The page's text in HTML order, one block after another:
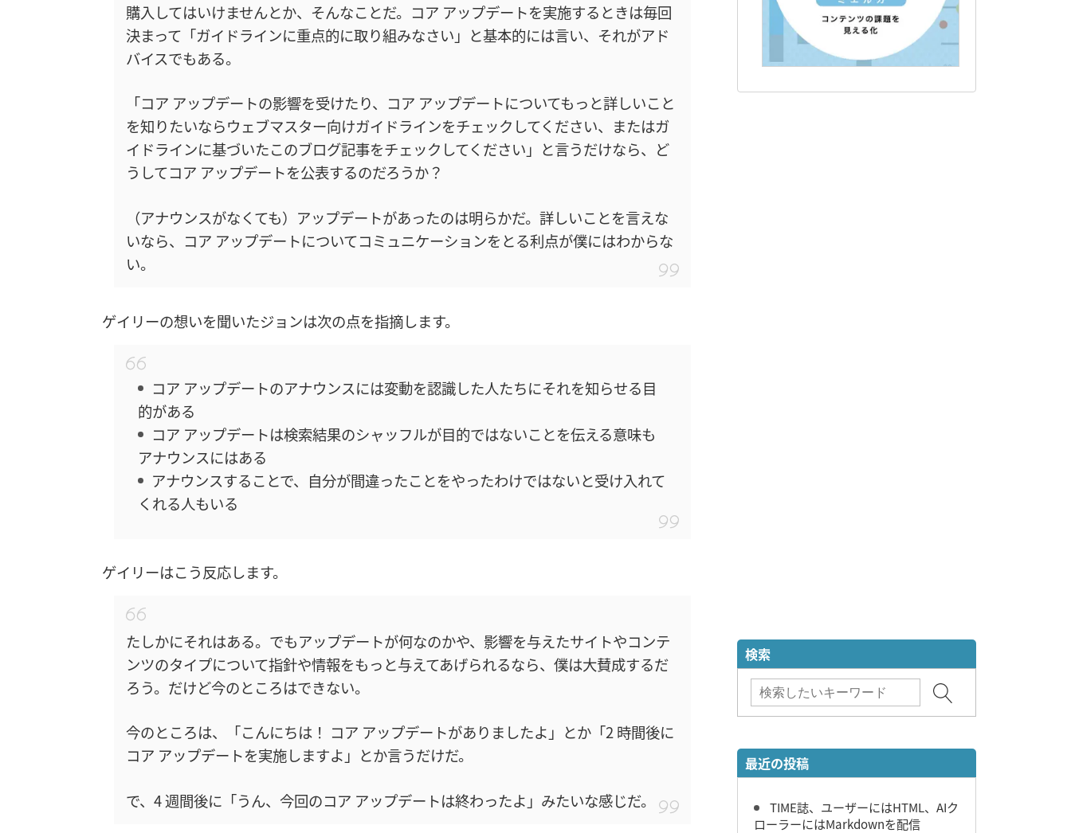
購入してはいけませんとか、そんなことだ。コア アップデートを実施するときは毎回
決まって「ガイドラインに重点的に取り組みなさい」と基本的には言い、それがアド
バイスでもある。
「コア アップデートの影響を受けたり、コア アップデートについてもっと詳しいこと
を知りたいならウェブマスター向けガイドラインをチェックしてください、またはガ
イドラインに基づいたこのブログ記事をチェックしてください」と言うだけなら、ど
うしてコア アップデートを公表するのだろうか？
（アナウンスがなくても）アップデートがあったのは明らかだ。詳しいことを言えな
いなら、コア アップデートについてコミュニケーションをとる利点が僕にはわからな
い。
ゲイリーの想いを聞いたジョンは次の点を指摘します。
コア アップデートのアナウンスには変動を認識した人たちにそれを知らせる目
的がある
コア アップデートは検索結果のシャッフルが目的ではないことを伝える意味も
アナウンスにはある
アナウンスすることで、自分が間違ったことをやったわけではないと受け入れて
くれる人もいる
ゲイリーはこう反応します。
たしかにそれはある。でもアップデートが何なのかや、影響を与えたサイトやコンテ
ンツのタイプについて指針や情報をもっと与えてあげられるなら、僕は大賛成するだ
ろう。だけど今のところはできない。
今のところは、「こんにちは！ コア アップデートがありましたよ」とか「2 時間後に
コア アップデートを実施しますよ」とか言うだけだ。
で、4 週間後に「うん、今回のコア アップデートは終わったよ」みたいな感じだ。
検索
最近の投稿
TIME誌、ユーザーにはHTML、AIク
ローラーにはMarkdownを配信